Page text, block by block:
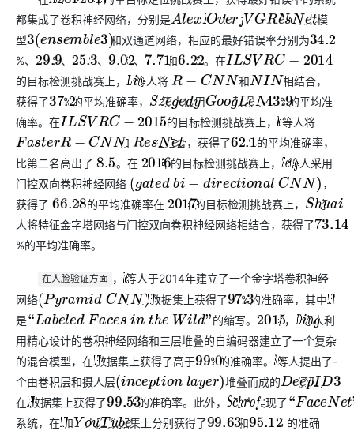
都集成了卷积神经网络，分别是AlexNet
、Overfeat
、VGGNet
、ResNet
、集成模
型3(ensemble3) 和双通道网络，相应的最好错误率分别为34.2
%、 29.9%、 25.3%、9.02%、 7.71%和6.22%。在ILSVRC−2014
的目标检测挑战赛上， Lin
等人将 和
R− CNN和NIN
相结合，
获得了37.2%的平均准确率， Szegedy
等人使用GoogLeNet
获得了43.9%的平均准
确率。在ILSVRC−2015 的目标检测挑战赛上， He
等人将
FasterR−CNN 和 ResNet
相结合，获得了62.1%的平均准确率，
比第二名高出了 8.5%。在 2016年的目标检测挑战赛上， Zeng
等人采用
门控双向卷积神经网络 ( gated bi−directional CNN)
，
获得了 66.28% 的平均准确率在 2017年的目标检测挑战赛上， Shuai
等
人将特征金字塔网络与门控双向卷积神经网络相结合，获得了73.14
%的平均准确率。
在人脸验证方面 ， Fan
等人于2014年建立了一个金字塔卷积神经
网络(Pyramid CN N) ，在LFW
数据集上获得了97.3%的准确率，其中LF
是“Labeled Faces in the Wild” 的缩写。 2015
年， Ding
等人利
用精心设计的卷积神经网络和三层堆叠的自编码器建立了一个复杂
的混合模型，在LFW
数据集上获得了高于99.0%的准确率。Sun
等人提出了-
个由卷积层和摄人层(inception lay er) 堆叠而成的DeepID3
模型，
在LFW
数据集上获得了99.53%的准确率。此外， Schrof
等人实现了“FaceNet”
系统，在LFW
和YouTube
人脸数据集上分别获得了99.63%和95.12% 的准确